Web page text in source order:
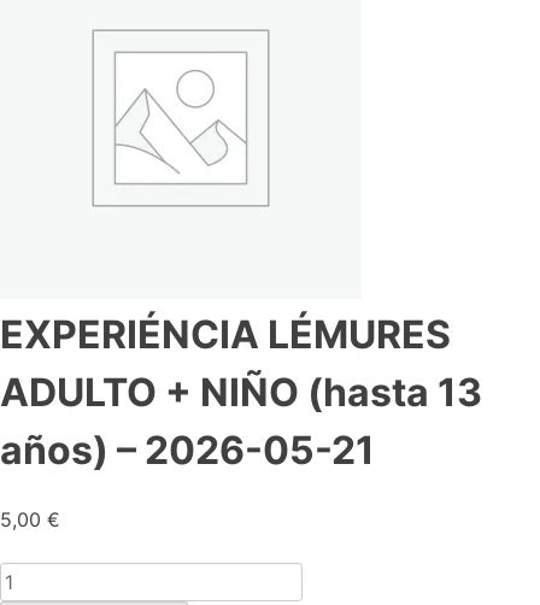
EXPERIÉNCIA LÉMURES
ADULTO + NIÑO (hasta 13
años) – 2026-05-21
5,00 €